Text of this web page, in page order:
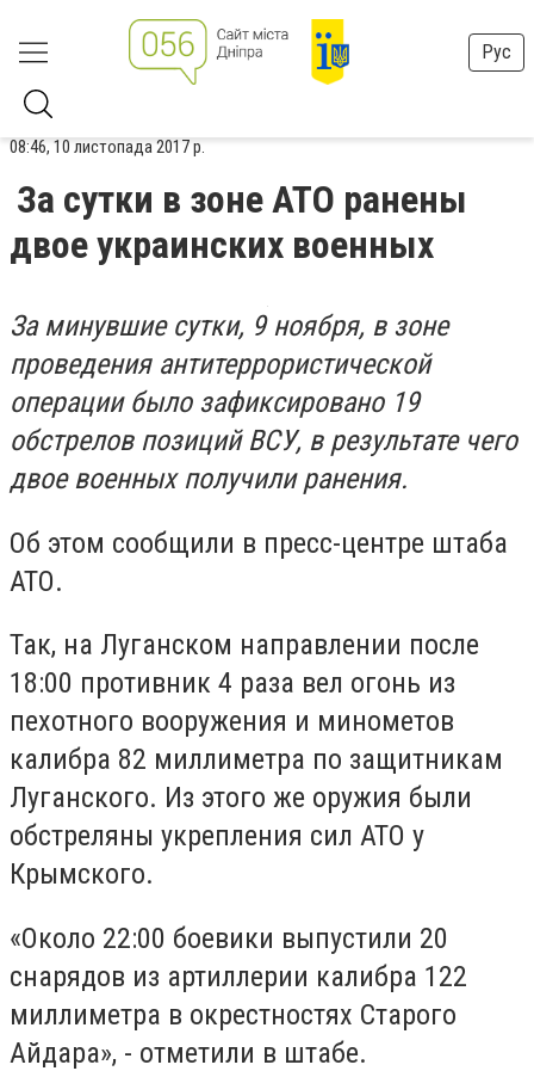
Рус
08:46, 10 листопада 2017 р.
За сутки в зоне АТО ранены
двое украинских военных
За минувшие сутки, 9 ноября, в зоне
проведения антитеррористической
операции было зафиксировано 19
обстрелов позиций ВСУ, в результате чего
двое военных получили ранения.
Об этом сообщили в пресс-центре штаба
АТО.
Так, на Луганском направлении после
18:00 противник 4 раза вел огонь из
пехотного вооружения и минометов
калибра 82 миллиметра по защитникам
Луганского. Из этого же оружия были
обстреляны укрепления сил АТО у
Крымского.
«Около 22:00 боевики выпустили 20
снарядов из артиллерии калибра 122
миллиметра в окрестностях Старого
Айдара», - отметили в штабе.